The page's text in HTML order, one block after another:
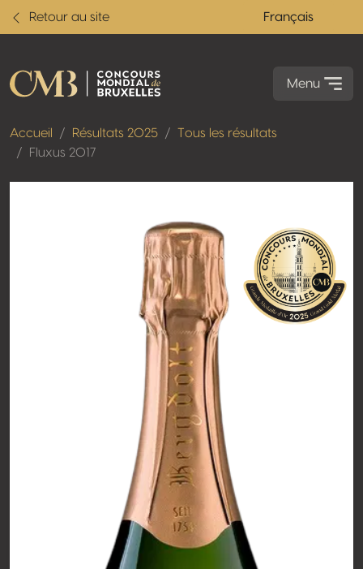
Retour au site Français
Menu
Accueil Résultats 2025
Tous les résultats
Fluxus 2017